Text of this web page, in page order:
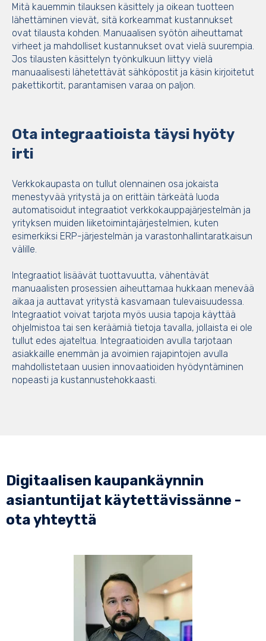
Mitä kauemmin tilauksen käsittely ja oikean tuotteen
lähettäminen vievät, sitä korkeammat kustannukset
ovat tilausta kohden. Manuaalisen syötön aiheuttamat
virheet ja mahdolliset kustannukset ovat vielä suurempia.
Jos tilausten käsittelyn työnkulkuun liittyy vielä
manuaalisesti lähetettävät sähköpostit ja käsin kirjoitetut
pakettikortit, parantamisen varaa on paljon.
Ota integraatioista täysi hyöty
irti
Verkkokaupasta on tullut olennainen osa jokaista
menestyvää yritystä ja on erittäin tärkeätä luoda
automatisoidut integraatiot verkkokauppajärjestelmän ja
yrityksen muiden liiketoimintajärjestelmien, kuten
esimerkiksi ERP-järjestelmän ja varastonhallintaratkaisun
välille.
Integraatiot lisäävät tuottavuutta, vähentävät
manuaalisten prosessien aiheuttamaa hukkaan menevää
aikaa ja auttavat yritystä kasvamaan tulevaisuudessa.
Integraatiot voivat tarjota myös uusia tapoja käyttää
ohjelmistoa tai sen keräämiä tietoja tavalla, jollaista ei ole
tullut edes ajateltua. Integraatioiden avulla tarjotaan
asiakkaille enemmän ja avoimien rajapintojen avulla
mahdollistetaan uusien innovaatioiden hyödyntäminen
nopeasti ja kustannustehokkaasti.
Digitaalisen kaupankäynnin
asiantuntijat käytettävissänne -
ota yhteyttä